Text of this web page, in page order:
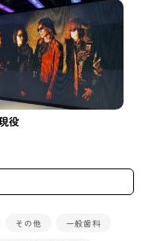
役
その他 一般歯科